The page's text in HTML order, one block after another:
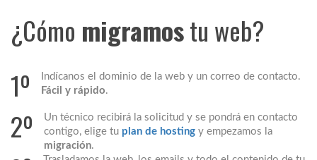
¿Cómo migramostu web?
1º
Indícanos el dominio de la web y un correo de contacto.
Fácil y rápido.
2º
Un técnico recibirá la solicitud y se pondrá en contacto
contigo, elige tu plan de hosting y empezamos la
migración.